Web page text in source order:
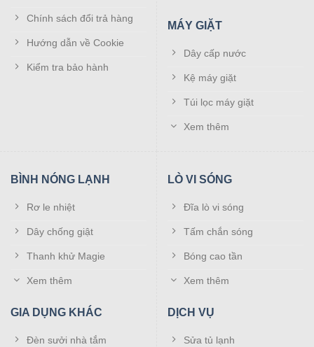
Chính sách đổi trả hàng
Hướng dẫn về Cookie
Kiểm tra bảo hành
MÁY GIẶT
Dây cấp nước
Kệ máy giặt
Túi lọc máy giặt
Xem thêm
BÌNH NÓNG LẠNH
Rơ le nhiệt
Dây chống giật
Thanh khử Magie
Xem thêm
GIA DỤNG KHÁC
Đèn sưởi nhà tắm
LÒ VI SÓNG
Đĩa lò vi sóng
Tấm chắn sóng
Bóng cao tần
Xem thêm
DỊCH VỤ
Sửa tủ lạnh